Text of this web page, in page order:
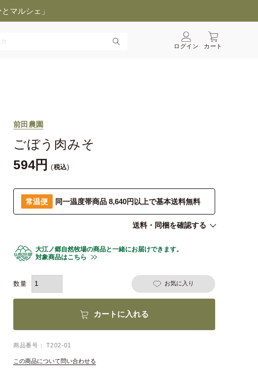
マルシェ」
ログイン カート
前田農園
ごぼう肉みそ
594
税込
常温便 同一温度帯商品 8,640円以上で基本送料無料
送料・同梱を確認する
大江ノ郷自然牧場の商品と一緒にお届けできます。
対象商品はこちら
お気に入り
カートに入れる
商品番号 T202-01
この商品について問い合わせる